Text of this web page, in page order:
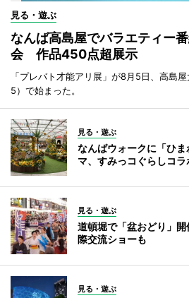
見る・遊ぶ
なんば高島屋でバラエティー
会 作品450点超展示
「プレバト才能アリ展」が8月5日、高島
5）で始まった。
見る・遊ぶ
なんばウォークに「ひ
マ、すみっコぐらしコラ
見る・遊ぶ
道頓堀で「盆おどり」
際交流ショーも
見る・遊ぶ